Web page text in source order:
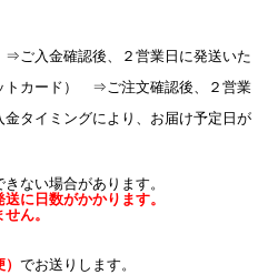
ご入金確認後、２営業日に発送いた
トカード） ⇒ご注文確認後、２営業
タイミングにより、お届け予定日が
ない場合があります。
に日数がかかります。
ん。
でお送りします。